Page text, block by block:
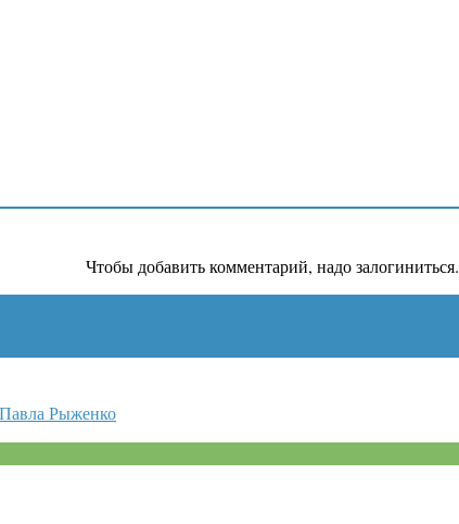
Чтобы добавить комментарий, надо залогиниться.
Рыженко